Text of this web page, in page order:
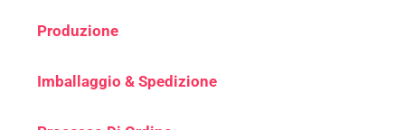
Produzione
Imballaggio & Spedizione